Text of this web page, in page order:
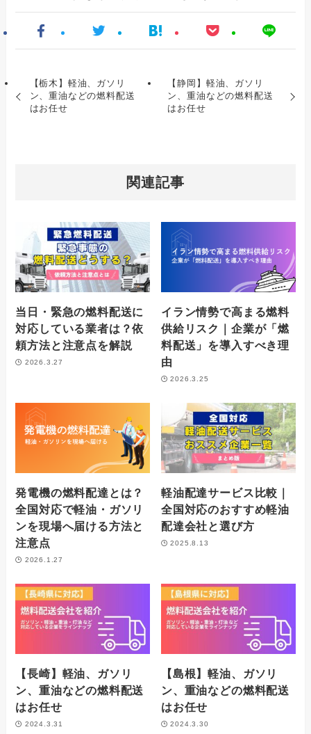
【栃木】軽油、ガソリ
ン、重油などの燃料配送
はお任せ
【静岡】軽油、ガソリ
ン、重油などの燃料配送
はお任せ
関連記事
当日・緊急の燃料配送に
対応している業者は？依
頼方法と注意点を解説
2026.3.27
イラン情勢で高まる燃料
供給リスク｜企業が「燃
料配送」を導入すべき理
由
2026.3.25
発電機の燃料配達とは？
全国対応で軽油・ガソリ
ンを現場へ届ける方法と
注意点
2026.1.27
軽油配達サービス比較｜
全国対応のおすすめ軽油
配達会社と選び方
2025.8.13
【長崎】軽油、ガソリ
ン、重油などの燃料配送
はお任せ
2024.3.31
【島根】軽油、ガソリ
ン、重油などの燃料配送
はお任せ
2024.3.30